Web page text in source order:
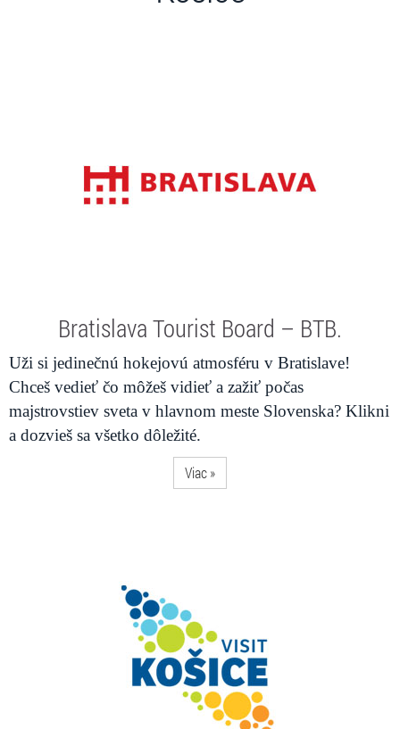
Bratislava Tourist Board – BTB.
Uži si jedinečnú hokejovú atmosféru v Bratislave!
Chceš vedieť čo môžeš vidieť a zažiť počas
majstrovstiev sveta v hlavnom meste Slovenska? Klikni
a dozvieš sa všetko dôležité.
Viac »